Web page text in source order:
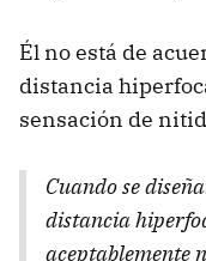
Él no está de
distancia
sensación de
Cuando se
distancia
aceptablemente